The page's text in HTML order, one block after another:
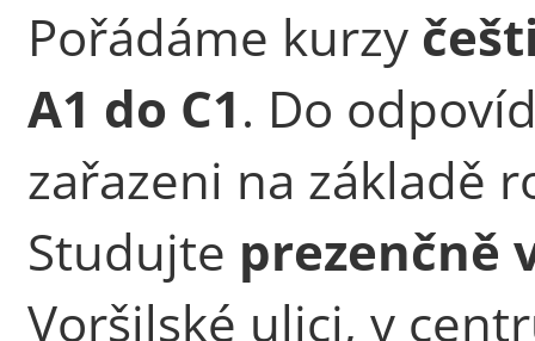
Pořádáme kurzy
A1 do C1. Do
zařazeni na základě
Studujte prezenčně
Voršilské ulici, v